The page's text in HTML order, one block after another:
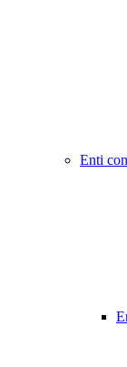
Enti